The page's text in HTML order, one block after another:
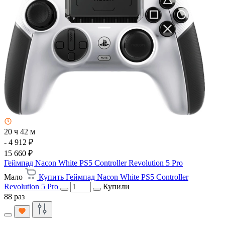
20 ч 42 м
- 4 912 ₽
15 660 ₽
Геймпад Nacon White PS5 Controller Revolution 5 Pro
Мало
Купить Геймпад Nacon White PS5 Controller
Revolution 5 Pro
Купили
88 раз